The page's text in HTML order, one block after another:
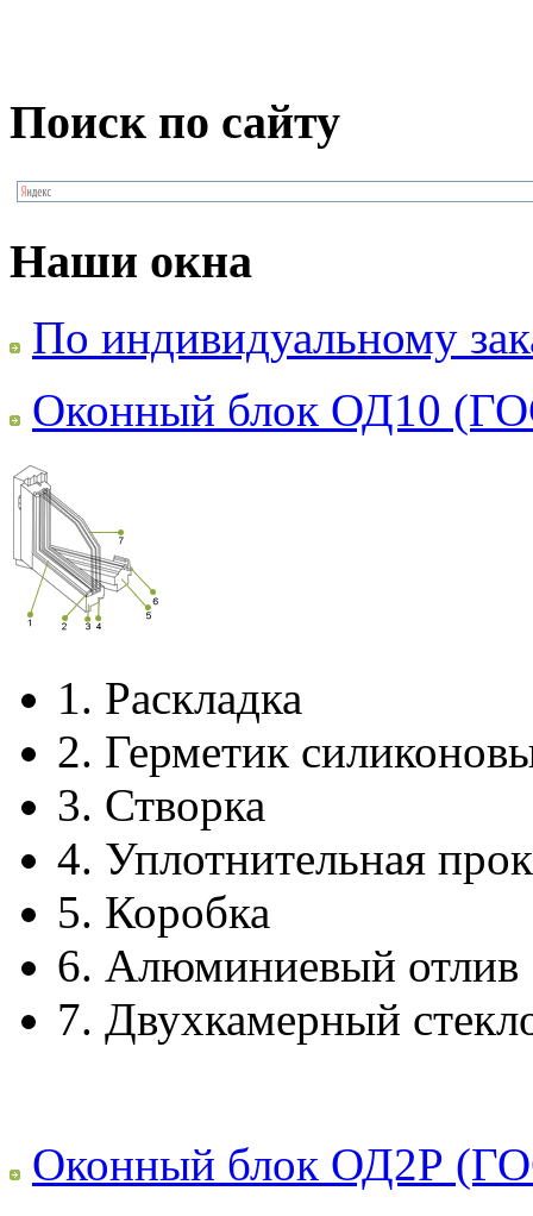
Поиск по сайту
Наши окна
По индивидуальному
Оконный блок ОД10
1. Раскладка
2. Герметик
3. Створка
4. Уплотнительная
5. Коробка
6. Алюминиевый отлив
7. Двухкамерный
Оконный блок ОД2Р